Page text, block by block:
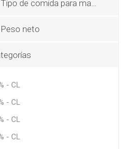
Tipo de comida para mascotas
Peso neto
- CL
- CL
- CL
- CL